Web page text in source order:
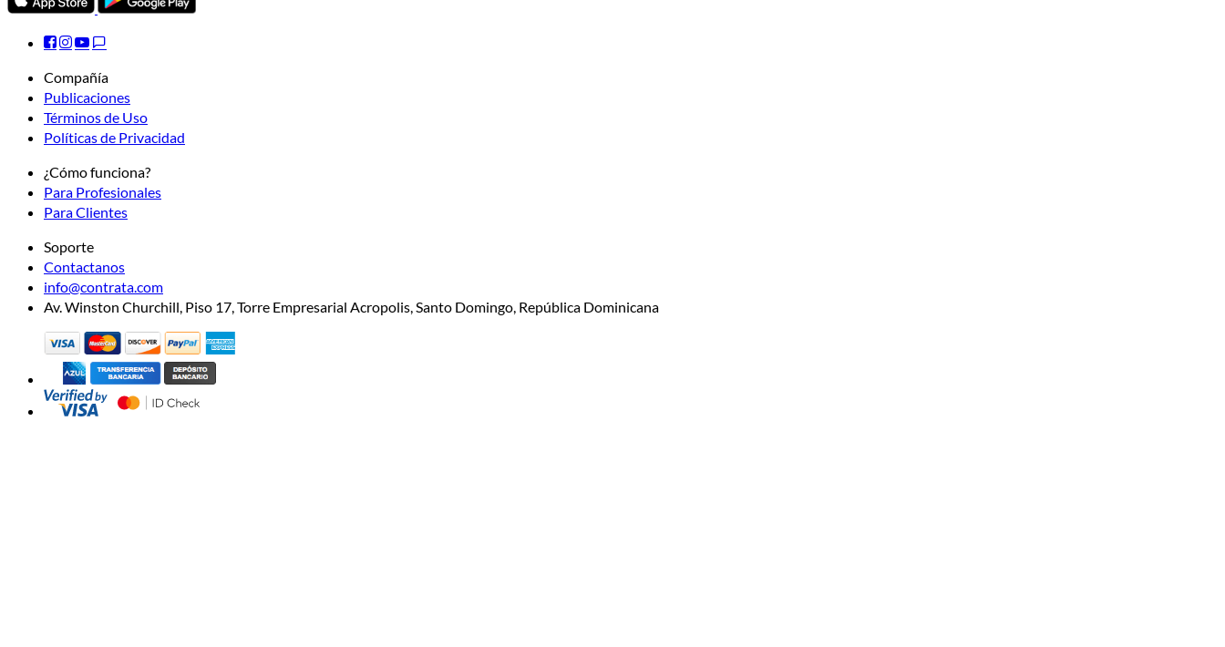
Compañía
Publicaciones
Términos de Uso
Políticas de Privacidad
¿Cómo funciona?
Para Profesionales
Para Clientes
Soporte
Contactanos
info@contrata.com
Av. Winston Churchill, Piso 17, Torre Empresarial Acropolis, Santo Domingo, República Dominicana